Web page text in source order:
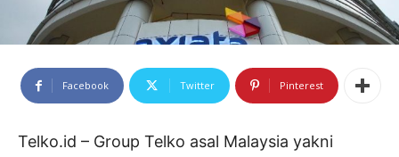
Facebook Twitter Pinterest
Telko.id – Group Telko asal Malaysia yakni